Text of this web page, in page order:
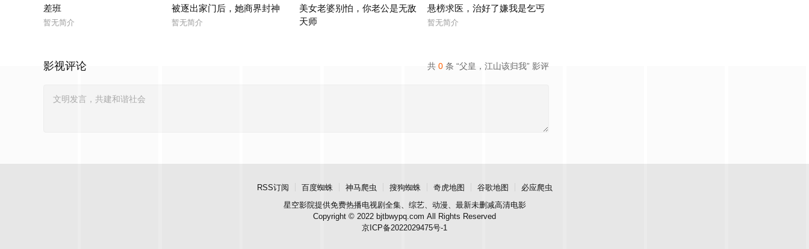
差班
暂无简介
被逐出家门后，她商界封神
暂无简介
美女老婆别怕，你老公是无敌
天师
悬榜求医，治好了嫌我是乞丐
暂无简介
共 0 条 “父皇，江山该归我” 影评
影视评论
RSS订阅 百度蜘蛛 神马爬虫 搜狗蜘蛛 奇虎地图 谷歌地图
必应爬虫
星空影院提供免费热播电视剧全集、综艺、动漫、最新未删减高清电影
Copyright © 2022 bjtbwypq.com All Rights Reserved
京ICP备2022029475号-1